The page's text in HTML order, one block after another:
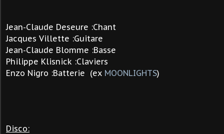
Jean-Claude Deseure :Chant
Jacques Villette :Guitare
Jean-Claude Blomme :Basse
Philippe Klisnick :Claviers
Enzo Nigro :Batterie (ex MOONLIGHTS)
Disco: